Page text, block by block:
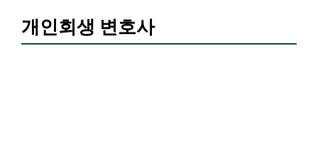
개인회생 변호사